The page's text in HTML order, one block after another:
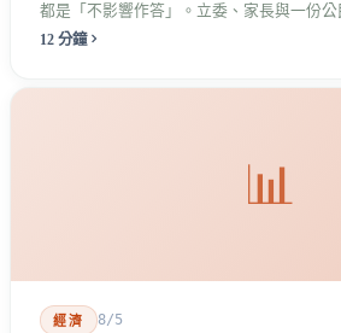
都是「不影響作答」。立委、家長與一份
單：拿出能被檢驗的依據，而不只是一句結
12 分鐘
📊
經濟 8/5